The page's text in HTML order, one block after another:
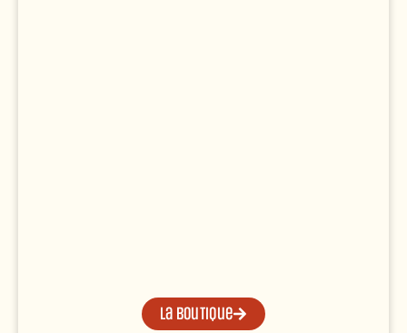
La boutique